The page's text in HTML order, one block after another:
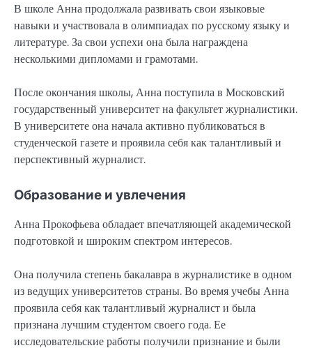
В школе Анна продолжала развивать свои языковые
навыки и участвовала в олимпиадах по русскому языку и
литературе. За свои успехи она была награждена
несколькими дипломами и грамотами.
После окончания школы, Анна поступила в Московский
государственный университет на факультет журналистики.
В университете она начала активно публиковаться в
студенческой газете и проявила себя как талантливый и
перспективный журналист.
Образование и увлечения
Анна Прокофьева обладает впечатляющей академической
подготовкой и широким спектром интересов.
Она получила степень бакалавра в журналистике в одном
из ведущих университетов страны. Во время учебы Анна
проявила себя как талантливый журналист и была
признана лучшим студентом своего года. Ее
исследовательские работы получили признание и были